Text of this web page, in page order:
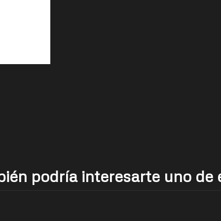
podría interesarte uno de